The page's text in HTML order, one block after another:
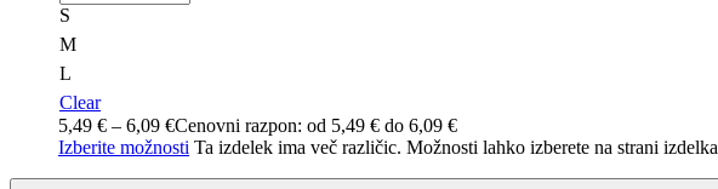
S
M
L
Clear
5,49 € – 6,09 €Cenovni razpon: od 5,49 € do 6,09 €
Izberite možnosti Ta izdelek ima več različic. Možnosti lahko izberete na strani izdelka